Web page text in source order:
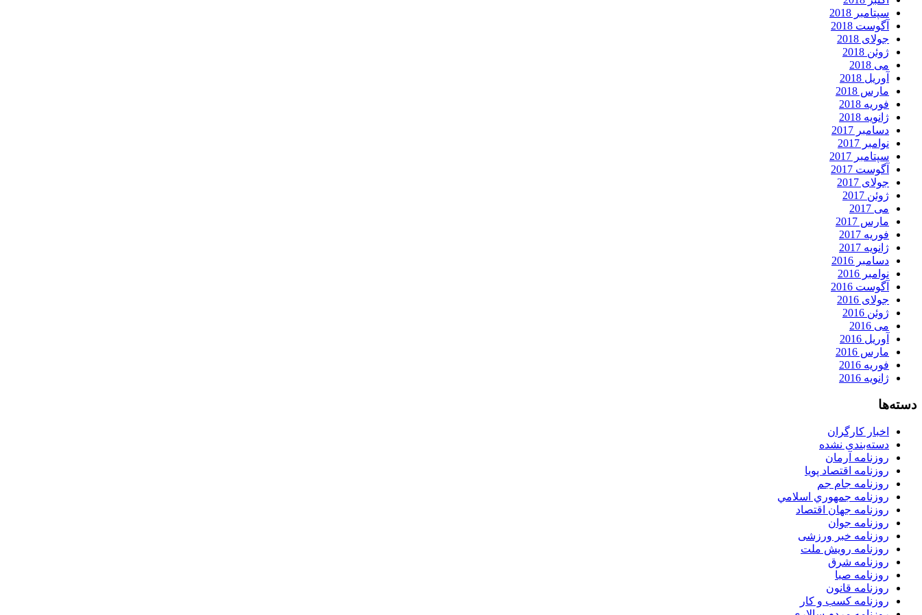
سپتامبر 2018
آگوست 2018
جولای 2018
ژوئن 2018
می 2018
آوریل 2018
مارس 2018
فوریه 2018
ژانویه 2018
دسامبر 2017
نوامبر 2017
سپتامبر 2017
آگوست 2017
جولای 2017
ژوئن 2017
می 2017
مارس 2017
فوریه 2017
ژانویه 2017
دسامبر 2016
نوامبر 2016
آگوست 2016
جولای 2016
ژوئن 2016
می 2016
آوریل 2016
مارس 2016
فوریه 2016
ژانویه 2016
دسته‌ها
اخبار کارگران
دسته‌بندی نشده
روزنامه آرمان
روزنامه اقتصاد پویا
روزنامه جام جم
روزنامه جمهوري اسلامي
روزنامه جهان اقتصاد
روزنامه جوان
روزنامه خبر ورزشى
روزنامه رویش ملت
روزنامه شرق
روزنامه صبا
روزنامه قانون
روزنامه كسب و كار